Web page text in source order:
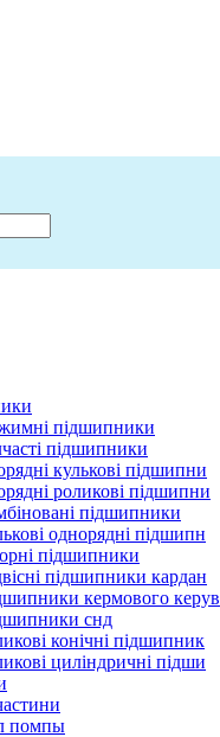
підшипники
підшипники
кулькові підшипни
роликові підшипни
підшипники
однорядні підшипн
підшипники
підшипники кардан
кермового керув
снд
конічні підшипник
циліндричні підши
помпы